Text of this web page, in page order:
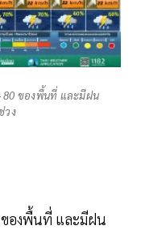
80 ของพื้นที่ และมีฝน
วง
องพื้นที่ และมีฝน